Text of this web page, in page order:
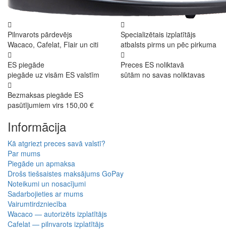
Pilnvarots pārdevējs
Wacaco, Cafelat, Flair un citi
Specializētais izplatītājs
atbalsts pirms un pēc pirkuma
ES piegāde
piegāde uz visām ES valstīm
Preces ES noliktavā
sūtām no savas noliktavas
Bezmaksas piegāde ES
pasūtījumiem virs 150,00 €
Informācija
Kā atgriezt preces savā valstī?
Par mums
Piegāde un apmaksa
Drošs tiešsaistes maksājums GoPay
Noteikumi un nosacījumi
Sadarbojieties ar mums
Vairumtirdzniecība
Wacaco — autorizēts izplatītājs
Cafelat — pilnvarots izplatītājs